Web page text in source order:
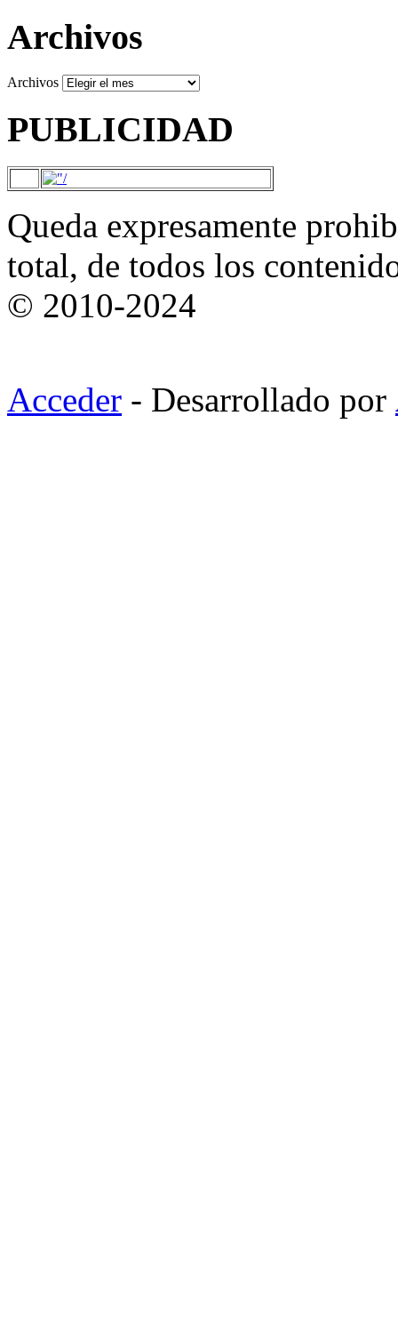
Archivos
Archivos
PUBLICIDAD
Queda expresamente
total, de todos los
© 2010-2024
Acceder - Desarrollado por